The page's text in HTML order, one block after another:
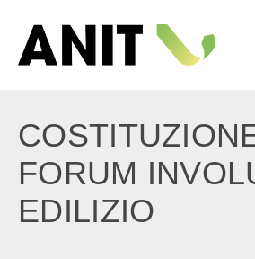
FORUM
EDILIZIO